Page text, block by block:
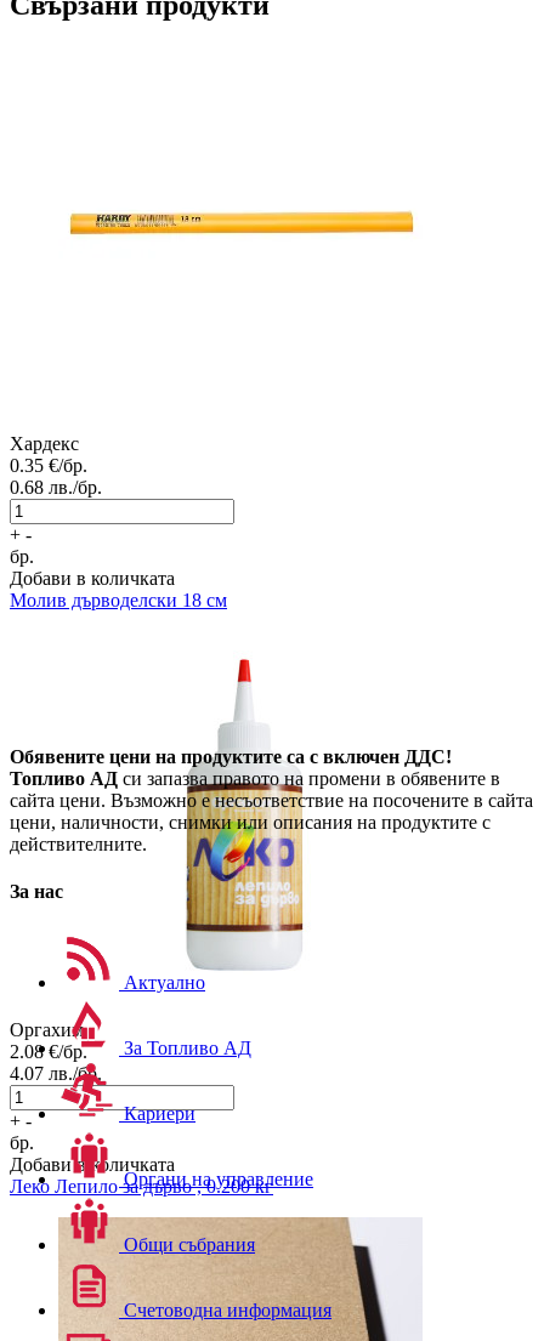
Хардекс
0.35 €/бр.
0.68 лв./бр.
+ -
бр.
Добави в количката
Молив дърводелски 18 см
Оргахим
2.08 €/бр.
4.07 лв./бр.
+ -
бр.
Добави в количката
Леко Лепило за дърво , 0.200 кг
Обявените цени на продуктите са с включен ДДС!
Топливо АД си запазва правото на промени в обявените в
сайта цени. Възможно е несъответствие на посочените в сайта
цени, наличности, снимки или описания на продуктите с
действителните.
За нас
Актуално
За Топливо АД
Кариери
Органи на управление
Общи събрания
Счетоводна информация